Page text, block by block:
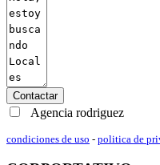
Contactar
Agencia rodriguez
condiciones de uso - politica de